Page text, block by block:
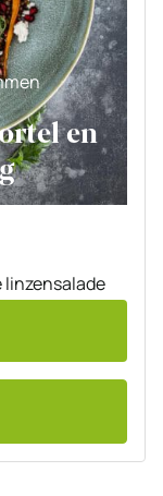
en
linzensalade